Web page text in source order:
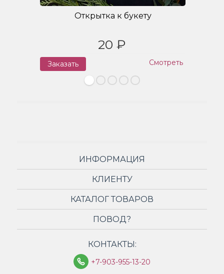
Открытка к букету
20 ₽
Заказать Смотреть
ИНФОРМАЦИЯ
КЛИЕНТУ
КАТАЛОГ ТОВАРОВ
ПОВОД?
КОНТАКТЫ:
+7-903-955-13-20